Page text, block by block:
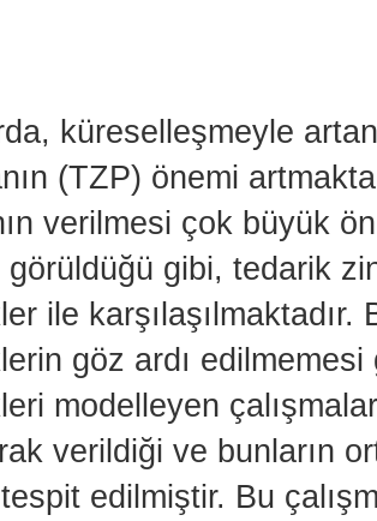
küreselleşmeyle
(TZP) önemi
verilmesi çok büyük
görüldüğü gibi, tedarik
ile
göz ardı
modelleyen
verildiği ve bunların
edilmiştir. Bu